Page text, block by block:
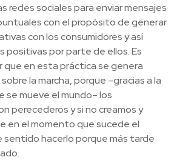
redes sociales para enviar mensajes
con el propósito de generar
con los consumidores y así
por parte de ellos. Es
en esta práctica se genera
la marcha, porque –gracias a la
se mueve el mundo– los
perecederos y si no creamos y
en el momento que sucede el
hacerlo porque más tarde